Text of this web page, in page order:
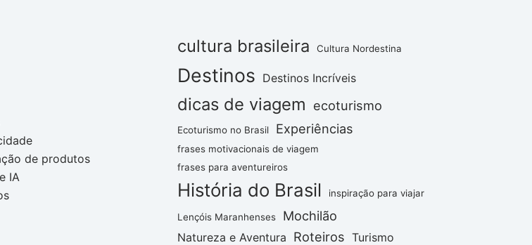
de produtos
IA
cultura brasileira Cultura Nordestina
Destinos Destinos Incríveis
dicas de viagem ecoturismo
Ecoturismo no Brasil Experiências
frases motivacionais de viagem
frases para aventureiros
História do Brasil inspiração para viajar
Lençóis Maranhenses Mochilão
Natureza e Aventura Roteiros Turismo